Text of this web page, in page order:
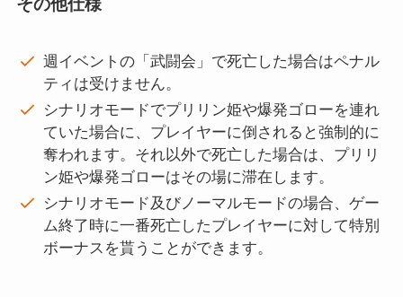
その他仕様
週イベントの「武闘会」で死亡した場合はペナル
ティは受けません。
シナリオモードでプリリン姫や爆発ゴローを連れ
ていた場合に、プレイヤーに倒されると強制的に
奪われます。それ以外で死亡した場合は、プリリ
ン姫や爆発ゴローはその場に滞在します。
シナリオモード及びノーマルモードの場合、ゲー
ム終了時に一番死亡したプレイヤーに対して特別
ボーナスを貰うことができます。